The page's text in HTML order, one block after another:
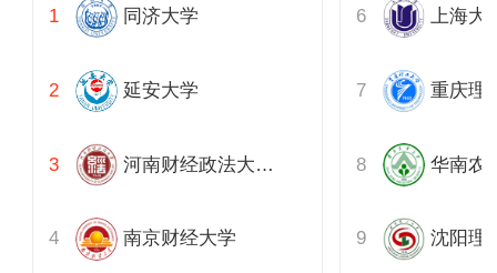
同济大学
延安大学
河南财经政法大学黄河商学院
南京财经大学
重庆理
华南农
沈阳理